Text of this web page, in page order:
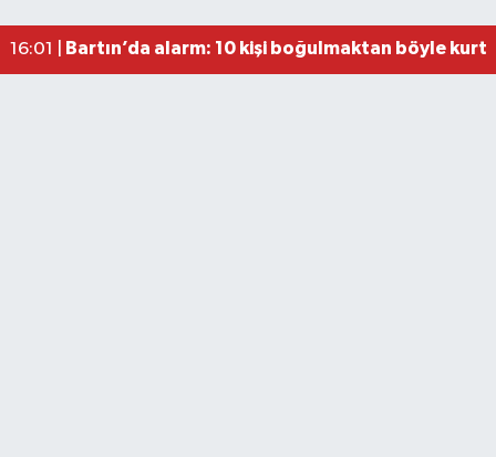
16:01 |
Bartın’da alarm: 10 kişi boğulmaktan böyle